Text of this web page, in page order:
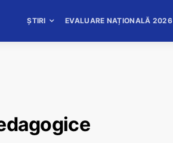
ȘTIRI EVALUARE NAȚIONALĂ 2026